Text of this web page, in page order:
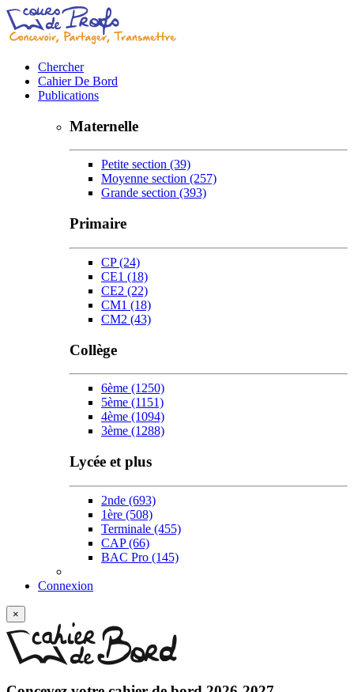
Chercher
Cahier De Bord
Publications
Maternelle
Petite section (39)
Moyenne section (257)
Grande section (393)
Primaire
CP(24)
CE1 (18)
CE2 (22)
CM1 (18)
CM2 (43)
Collège
6ème (1250)
5ème (1151)
4ème (1094)
3ème (1288)
Lycée et plus
2nde (693)
1ère (508)
Terminale (455)
CAP(66)
BAC Pro (145)
Connexion
×